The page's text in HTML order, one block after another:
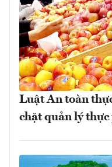
Luật An toàn
chặt quản lý